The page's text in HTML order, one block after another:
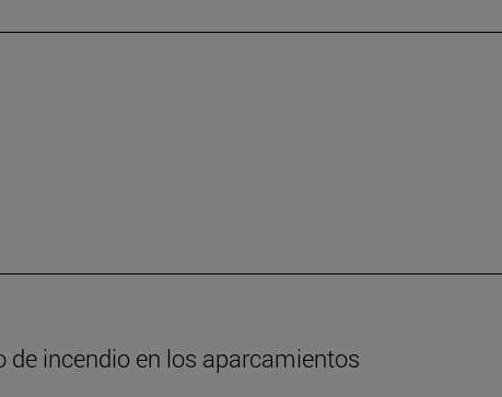
de incendio en los aparcamientos